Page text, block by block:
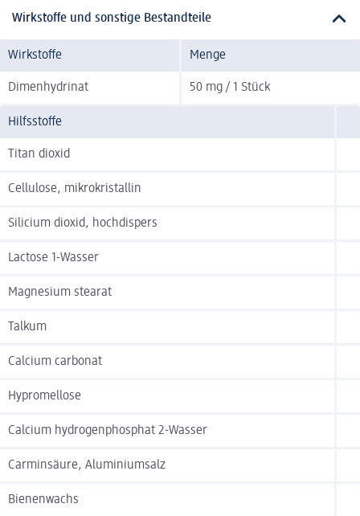
Wirkstoffe und sonstige Bestandteile
Wirkstoffe Menge
Dimenhydrinat 50 mg / 1 Stück
Hilfsstoffe
Titan dioxid
Cellulose, mikrokristallin
Silicium dioxid, hochdispers
Lactose 1-Wasser
Magnesium stearat
Talkum
Calcium carbonat
Hypromellose
Calcium hydrogenphosphat 2-Wasser
Carminsäure, Aluminiumsalz
Bienenwachs